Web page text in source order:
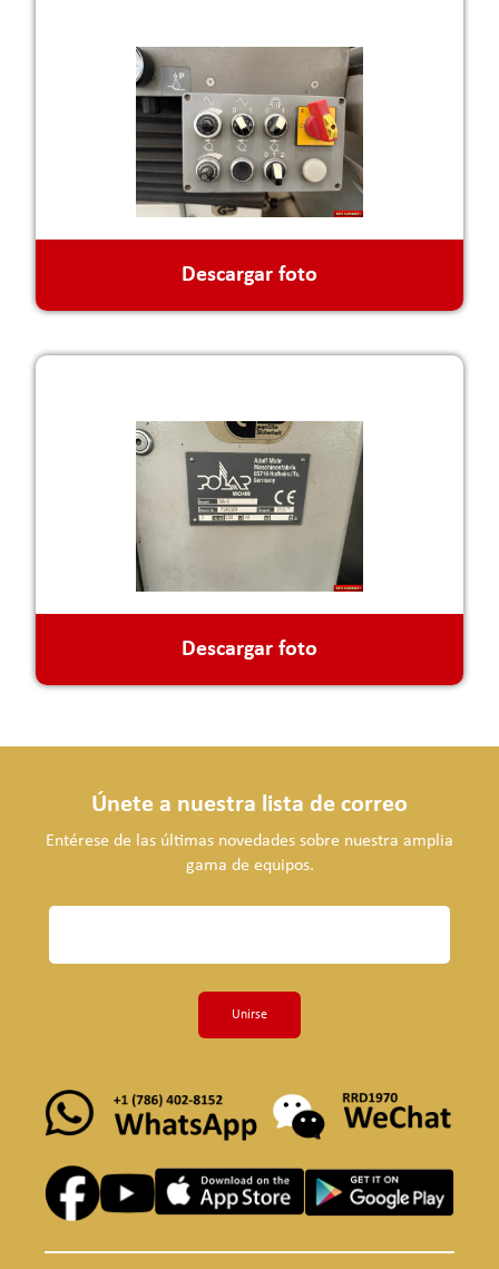
Descargar foto
Descargar foto
Únete a nuestra lista de correo
Entérese de las últimas novedades sobre nuestra amplia
gama de equipos.
Unirse